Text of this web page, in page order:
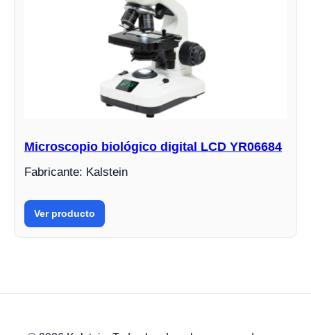
Microscopio biológico digital LCD YR06684
Fabricante: Kalstein
Ver producto